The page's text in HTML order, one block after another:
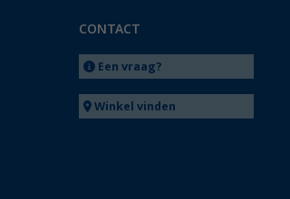
CONTACT
Een vraag?
Winkel vinden